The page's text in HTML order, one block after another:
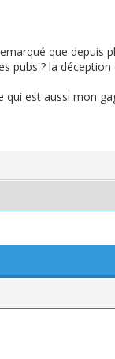
que depuis
pubs ? la déception
qui est aussi mon